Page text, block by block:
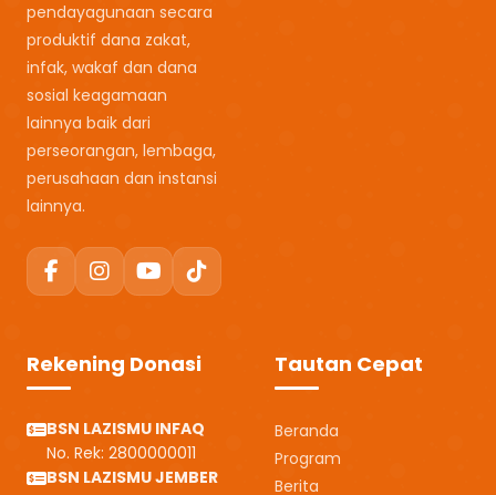
pendayagunaan secara
produktif dana zakat,
infak, wakaf dan dana
sosial keagamaan
lainnya baik dari
perseorangan, lembaga,
perusahaan dan instansi
lainnya.
Rekening Donasi
BSN LAZISMU INFAQ
No. Rek: 2800000011
BSN LAZISMU JEMBER
Tautan Cepat
Beranda
Program
Berita